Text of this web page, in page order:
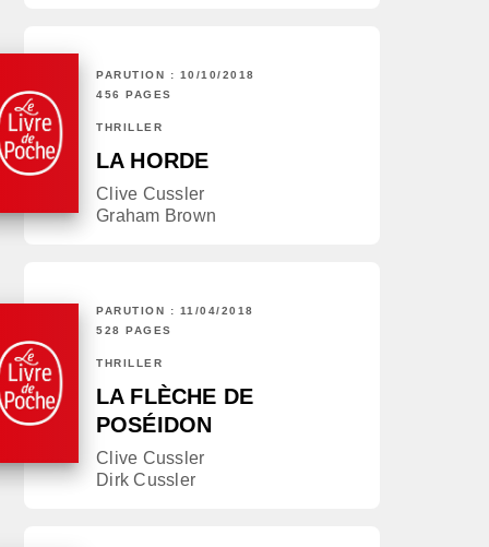
PARUTION : 10/10/2018
456 PAGES
THRILLER
LA HORDE
Clive Cussler
Graham Brown
PARUTION : 11/04/2018
528 PAGES
THRILLER
LA FLÈCHE DE
POSÉIDON
Clive Cussler
Dirk Cussler